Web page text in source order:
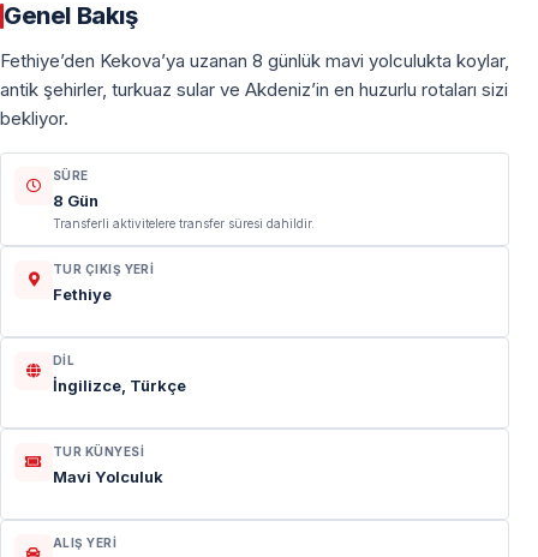
Genel Bakış
Fethiye’den Kekova’ya uzanan 8 günlük mavi yolculukta koylar,
antik şehirler, turkuaz sular ve Akdeniz’in en huzurlu rotaları sizi
bekliyor.
SÜRE
8 Gün
Transferli aktivitelere transfer süresi dahildir.
TUR ÇIKIŞ YERI
Fethiye
DIL
İngilizce, Türkçe
TUR KÜNYESI
Mavi Yolculuk
ALIŞ YERI